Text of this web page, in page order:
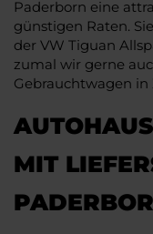
Paderborn eine
günstigen Raten.
der VW Tiguan
zumal wir gerne
Gebrauchtwagen
MIT